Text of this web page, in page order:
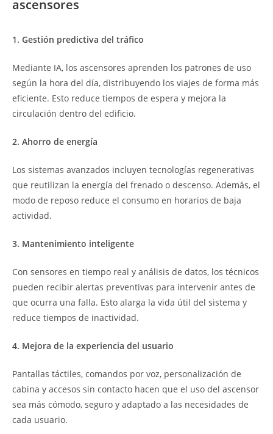
ascensores
1. Gestión predictiva del tráfico
Mediante IA, los ascensores aprenden los patrones de uso
según la hora del día, distribuyendo los viajes de forma más
eficiente. Esto reduce tiempos de espera y mejora la
circulación dentro del edificio.
2. Ahorro de energía
Los sistemas avanzados incluyen tecnologías regenerativas
que reutilizan la energía del frenado o descenso. Además, el
modo de reposo reduce el consumo en horarios de baja
actividad.
3. Mantenimiento inteligente
Con sensores en tiempo real y análisis de datos, los técnicos
pueden recibir alertas preventivas para intervenir antes de
que ocurra una falla. Esto alarga la vida útil del sistema y
reduce tiempos de inactividad.
4. Mejora de la experiencia del usuario
Pantallas táctiles, comandos por voz, personalización de
cabina y accesos sin contacto hacen que el uso del ascensor
sea más cómodo, seguro y adaptado a las necesidades de
cada usuario.